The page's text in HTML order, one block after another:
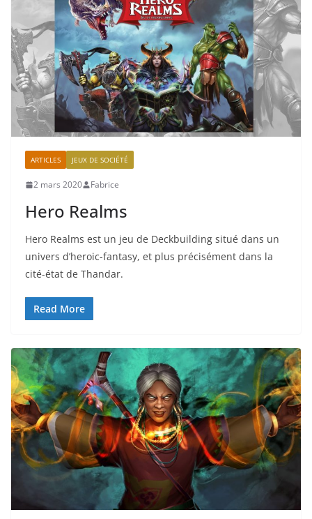
ARTICLES JEUX DE SOCIÉTÉ
2 mars 2020 Fabrice
Hero Realms
Hero Realms est un jeu de Deckbuilding situé dans un
univers d’heroic-fantasy, et plus précisément dans la
cité-état de Thandar.
Read More